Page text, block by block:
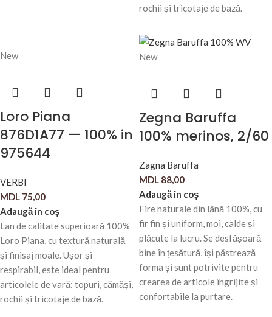
rochii și tricotaje de bază.
New
Loro Piana
876D1A77 — 100% in
975644
VERBI
MDL 75,00
Adaugă în coș
Lan de calitate superioară 100%
Loro Piana, cu textură naturală
și finisaj moale. Ușor și
respirabil, este ideal pentru
articolele de vară: topuri, cămăși,
rochii și tricotaje de bază.
New
Zegna Baruffa
100% merinos, 2/60
Zagna Baruffa
MDL 88,00
Adaugă în coș
Fire naturale din lână 100%, cu
fir fin și uniform, moi, calde și
plăcute la lucru. Se desfășoară
bine în țesătură, își păstrează
forma și sunt potrivite pentru
crearea de articole îngrijite și
confortabile la purtare.